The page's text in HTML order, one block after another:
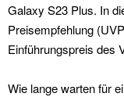
Galaxy S23 Plus. In
Preisempfehlung
Einführungspreis des
Wie lange warten für